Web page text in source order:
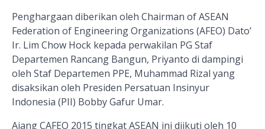
Penghargaan diberikan oleh Chairman of ASEAN
Federation of Engineering Organizations (AFEO) Dato’
Ir. Lim Chow Hock kepada perwakilan PG Staf
Departemen Rancang Bangun, Priyanto di dampingi
oleh Staf Departemen PPE, Muhammad Rizal yang
disaksikan oleh Presiden Persatuan Insinyur
Indonesia (PII) Bobby Gafur Umar.
Ajang CAFEO 2015 tingkat ASEAN ini diikuti oleh 10